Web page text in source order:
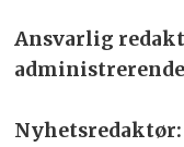
Ansvarlig